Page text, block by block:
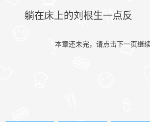
躺在床上的刘根生一点反
本章还未完，请点击下一页继